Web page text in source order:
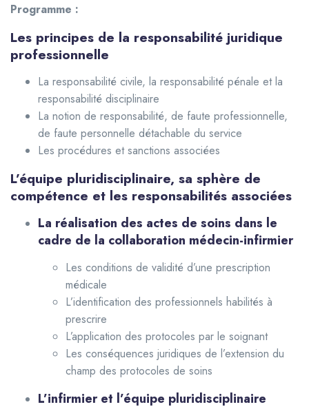
Programme :
Les principes de la responsabilité juridique
professionnelle
La responsabilité civile, la responsabilité pénale et la
responsabilité disciplinaire
La notion de responsabilité, de faute professionnelle,
de faute personnelle détachable du service
Les procédures et sanctions associées
L’équipe pluridisciplinaire, sa sphère de
compétence et les responsabilités associées
La réalisation des actes de soins dans le
cadre de la collaboration médecin-infirmier
Les conditions de validité d’une prescription
médicale
L’identification des professionnels habilités à
prescrire
L’application des protocoles par le soignant
Les conséquences juridiques de l’extension du
champ des protocoles de soins
L’infirmier et l’équipe pluridisciplinaire